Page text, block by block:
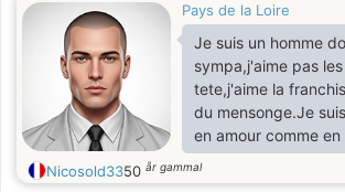
Pays de la Loire
Je suis un homme
sympa,j'aime pas
tete,j'aime la
du mensonge.Je
en amour comme
recherche une belle
dire une femme au
Nicosold3350 år gammal